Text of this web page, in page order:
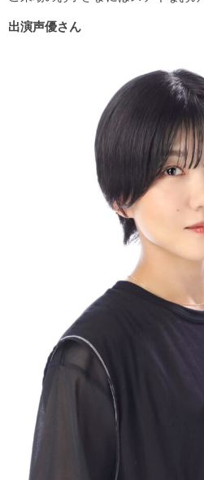
出演声優さん